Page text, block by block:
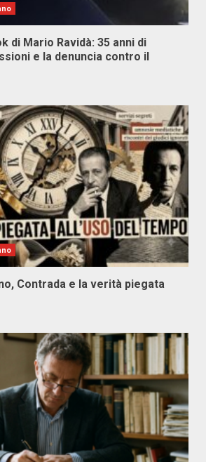
di Mario Ravidà: 35 anni di
e la denuncia contro il
Contrada e la verità piegata